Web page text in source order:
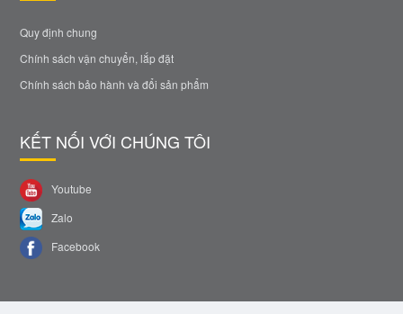
Quy định chung
Chính sách vận chuyển, lắp đặt
Chính sách bảo hành và đổi sản phẩm
KẾT NỐI VỚI CHÚNG TÔI
Youtube
Zalo
Facebook